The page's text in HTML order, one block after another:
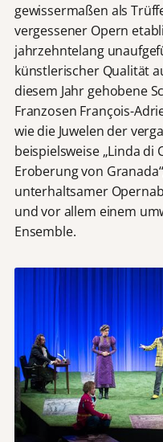
gewissermaßen als
vergessener Opern
jahrzehntelang
künstlerischer Qualität
diesem Jahr gehobene
Franzosen François-
wie die Juwelen der
beispielsweise „Linda di
Eroberung von
unterhaltsamer
und vor allem einem
Ensemble.